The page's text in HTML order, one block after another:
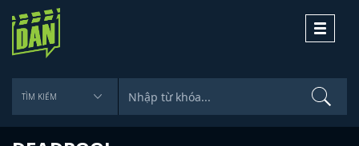
Toggle